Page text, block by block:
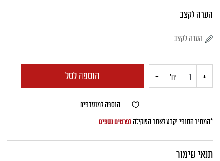
הערה לקצב
+ כמות
מעורב
ירושלמי
יח' - הוספה לסל
הוספה למועדפים
*המחיר הסופי יקבע לאחר השקילהלפרטים נוספים
תנאי שימור